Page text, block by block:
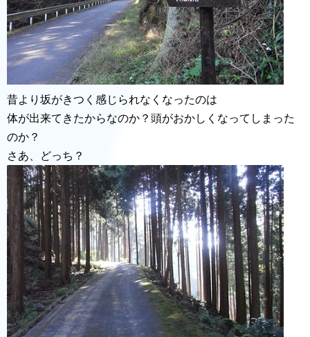
昔より坂がきつく感じられなくなったのは
体が出来てきたからなのか？頭がおかしくなってしまった
のか？
さあ、どっち？